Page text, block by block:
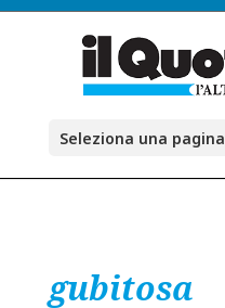
Seleziona una pagina
gubitosa